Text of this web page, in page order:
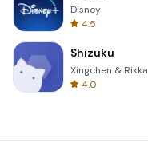
Disney
4.5
Shizuku
Xingchen & Rikka
4.0